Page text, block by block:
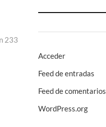
233
Acceder
Feed de entradas
Feed de comentarios
WordPress.org